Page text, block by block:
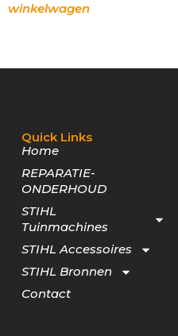
winkelwagen
Quick Links
Home
REPARATIE-
ONDERHOUD
STIHL
Tuinmachines
STIHL Accessoires
STIHL Bronnen
Contact